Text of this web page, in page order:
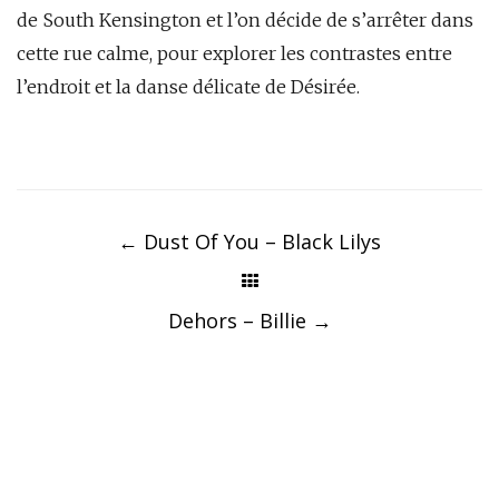
de South Kensington et l’on décide de s’arrêter dans
cette rue calme, pour explorer les contrastes entre
l’endroit et la danse délicate de Désirée.
navigation
← Dust Of You – Black Lilys
Dehors – Billie →